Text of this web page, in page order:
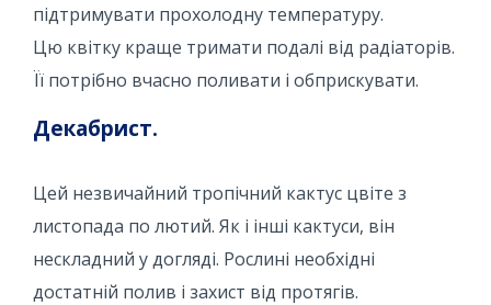
підтримувати прохолодну температуру.
Цю квітку краще тримати подалі від радіаторів.
Її потрібно вчасно поливати і обприскувати.
Декабрист.
Цей незвичайний тропічний кактус цвіте з
листопада по лютий. Як і інші кактуси, він
нескладний у догляді. Рослині необхідні
достатній полив і захист від протягів.